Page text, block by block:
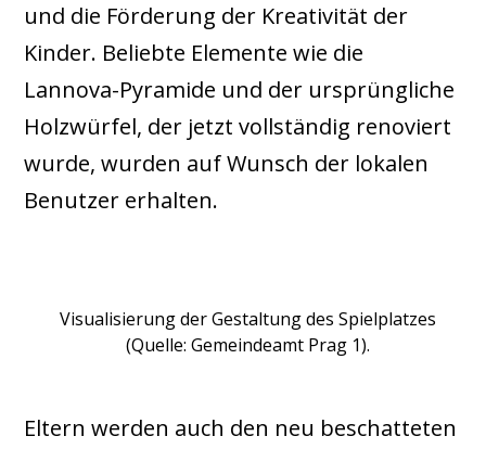
und die Förderung der Kreativität der
Kinder. Beliebte Elemente wie die
Lannova-Pyramide und der ursprüngliche
Holzwürfel, der jetzt vollständig renoviert
wurde, wurden auf Wunsch der lokalen
Benutzer erhalten.
Visualisierung der Gestaltung des Spielplatzes
(Quelle: Gemeindeamt Prag 1).
Eltern werden auch den neu beschatteten